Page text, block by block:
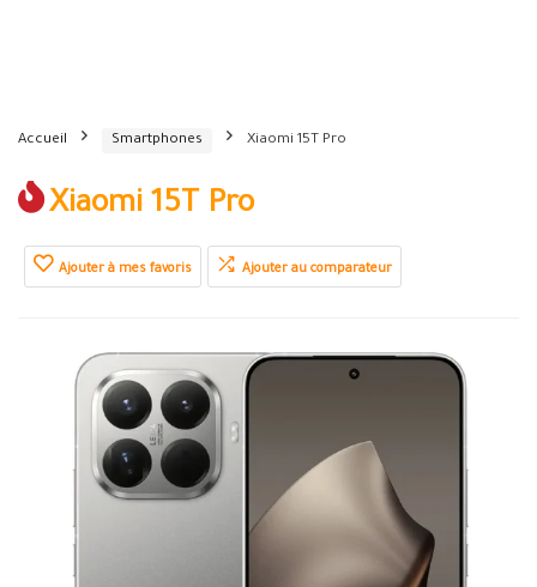
Accueil Smartphones Xiaomi 15T Pro
Xiaomi 15T Pro
Ajouter à mes favoris Ajouter au comparateur